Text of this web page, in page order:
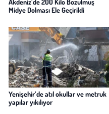
Midye Dolması Ele Geçirildi
Yenişehir’de atıl okullar ve metruk
yapılar yıkılıyor